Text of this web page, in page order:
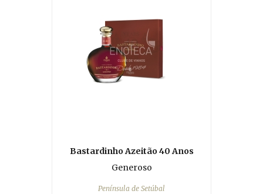
Bastardinho Azeitão 40 Anos
Generoso
Península de Setúbal